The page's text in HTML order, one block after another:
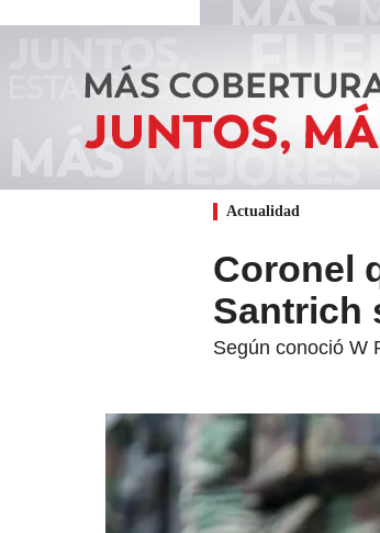
Actualidad
Coronel
Santrich
Según conoció W